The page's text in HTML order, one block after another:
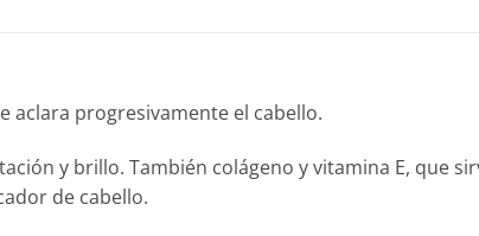
aclara progresivamente el cabello.
y brillo. También colágeno y vitamina E, que
de cabello.